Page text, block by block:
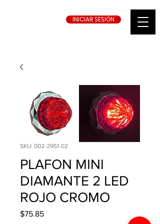
INICIAR SESIÓN
SKU: 002-2951-02
PLAFON MINI
DIAMANTE 2 LED
ROJO CROMO
$75.85Precio